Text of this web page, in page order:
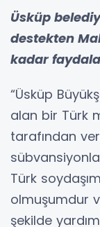
Üsküp
destekten
kadar
“Üsküp
alan bir Türk
tarafından
Türk
olmuşumdur
şekilde